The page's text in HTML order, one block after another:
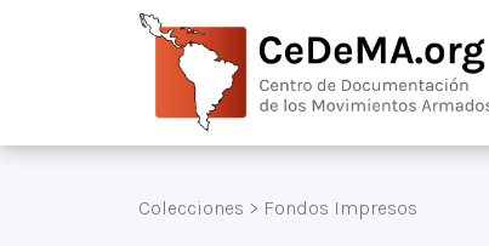
Colecciones > Fondos Impresos